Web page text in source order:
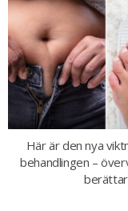
Här är den nya
behandlingen –
berättar